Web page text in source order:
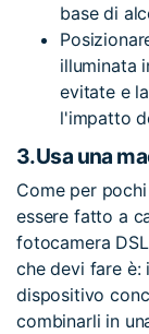
base di
illuminata
evitate e
l'impatto
3.Usa una
Come per
essere fatto a
fotocamera
che devi fare
dispositivo
combinarli in